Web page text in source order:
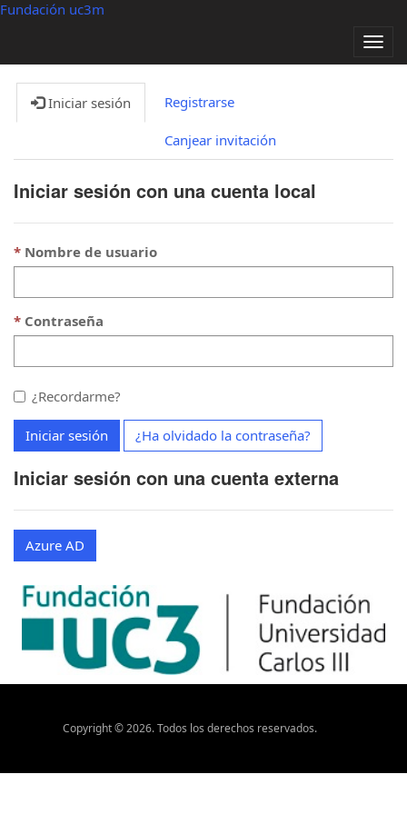
Fundación uc3m
Iniciar sesión Registrarse
Canjear invitación
Iniciar sesión con una cuenta local
Nombre de usuario
Contraseña
¿Recordarme?
Iniciar sesión ¿Ha olvidado la contraseña?
Iniciar sesión con una cuenta externa
Azure AD
Copyright ©2026. Todos los derechos reservados.